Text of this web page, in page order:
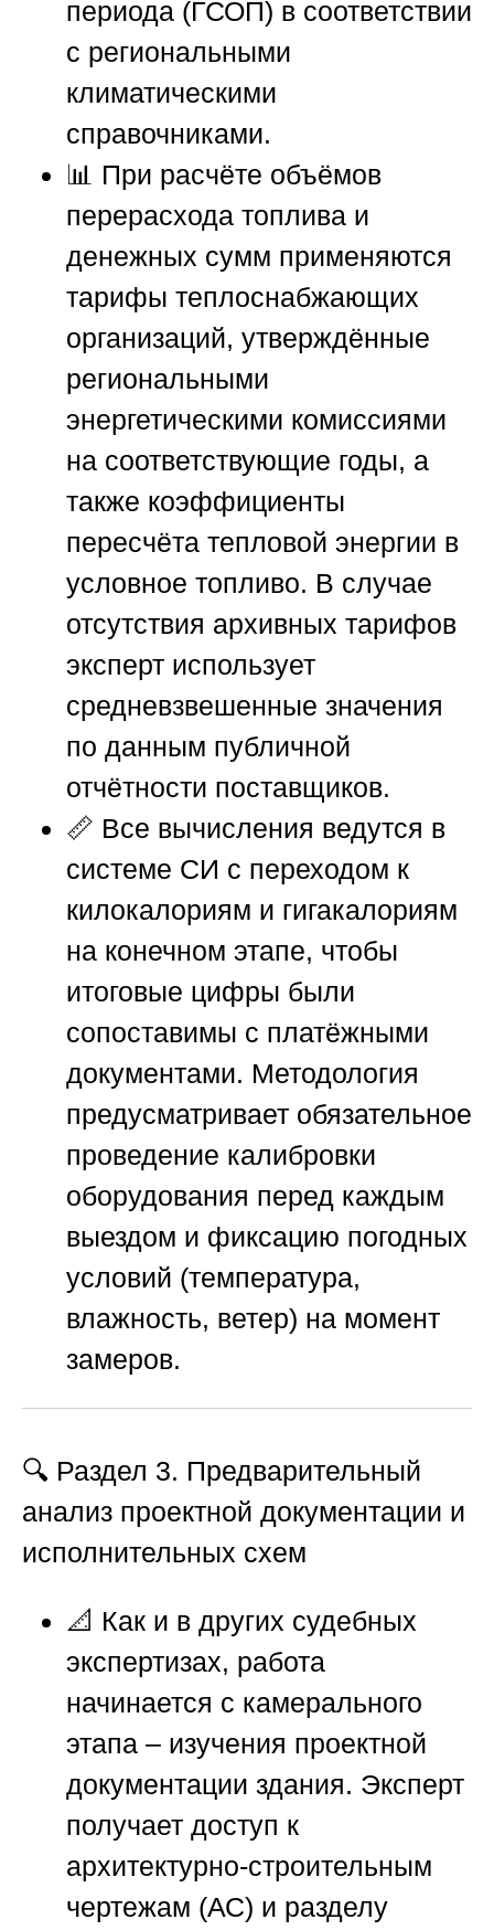
периода (ГСОП) в соответствии
с региональными
климатическими
справочниками.
📊 При расчёте объёмов
перерасхода топлива и
денежных сумм применяются
тарифы теплоснабжающих
организаций, утверждённые
региональными
энергетическими комиссиями
на соответствующие годы, а
также коэффициенты
пересчёта тепловой энергии в
условное топливо. В случае
отсутствия архивных тарифов
эксперт использует
средневзвешенные значения
по данным публичной
отчётности поставщиков.
📏 Все вычисления ведутся в
системе СИ с переходом к
килокалориям и гигакалориям
на конечном этапе, чтобы
итоговые цифры были
сопоставимы с платёжными
документами. Методология
предусматривает обязательное
проведение калибровки
оборудования перед каждым
выездом и фиксацию погодных
условий (температура,
влажность, ветер) на момент
замеров.
🔍 Раздел 3. Предварительный
анализ проектной документации и
исполнительных схем
📐 Как и в других судебных
экспертизах, работа
начинается с камерального
этапа – изучения проектной
документации здания. Эксперт
получает доступ к
архитектурно-строительным
чертежам (АС) и разделу